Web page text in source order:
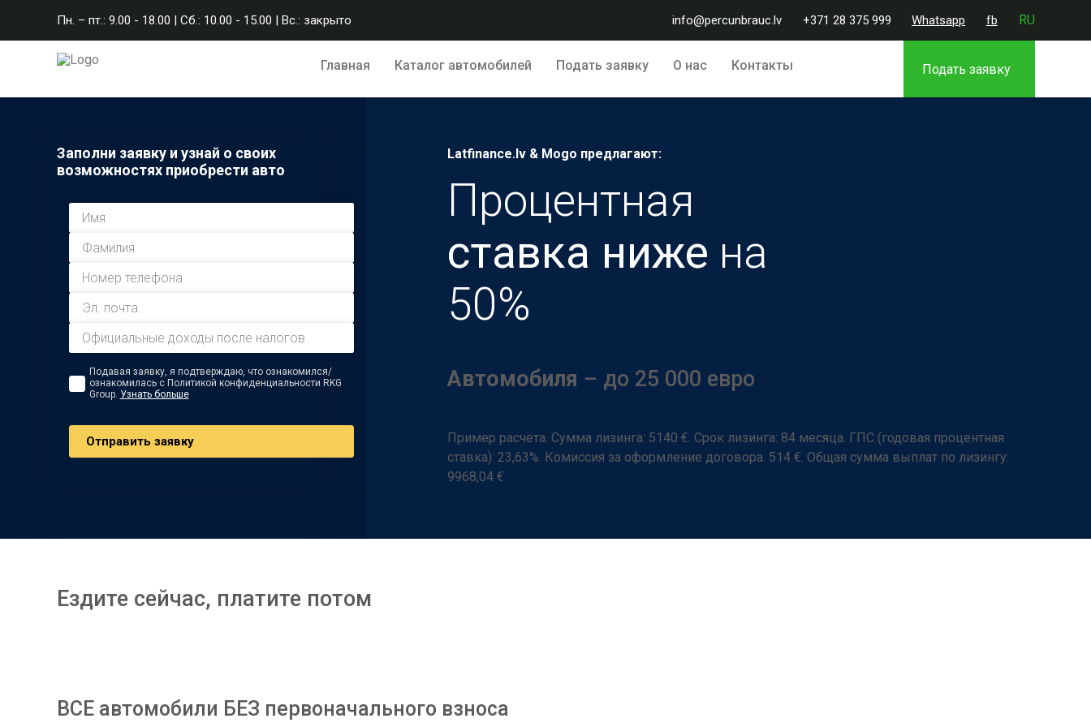
Пн. – пт.: 9.00 - 18.00 | Сб.: 10.00 - 15.00 | Вс.: закрыто info@percunbrauc.lv +371 28 375 999 Whatsapp fb RU
Главная Каталог автомобилей Подать заявку О нас Контакты Подать заявку
Latfinance.lv & Mogo предлагают:
Процентная
ставкa ниже на
50%
Aвтомобиля – до 25 000 евро
Пример расчёта. Сумма лизинга: 5140 €. Срок лизинга: 84 месяца. ГПС (годовая процентная
ставка): 23,63%. Комиссия за оформление договора: 514 €. Общая сумма выплат по лизингу:
9968,04 €
Заполни заявку и узнай о своих
возможностях приобрести авто
Подавая заявку, я подтверждаю, что ознакомился/
ознакомилась с Политикой конфиденциальности RKG
Group. Узнать больше
Oтправить заявку
Ездите сейчас, платите потом
ВСЕ автомобили БЕЗ первоначального взноса